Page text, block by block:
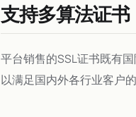
支持多算法证书
平台销售的SSL证书既有
以满足国内外各行业客户的